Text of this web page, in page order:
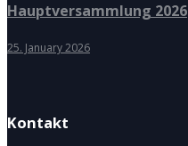
Hauptversammlung 2026
25. January 2026
Kontakt